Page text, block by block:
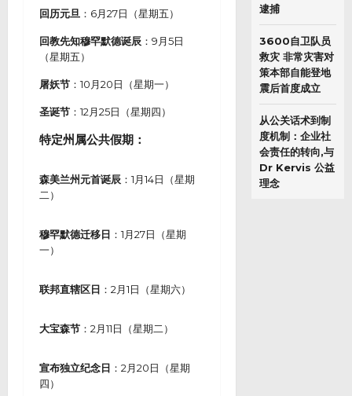
回历元旦 ：6月27日（星期五）
回教先知穆罕默德诞辰 ：9月5日
（星期五）
屠妖节 ：10月20日（星期一）
圣诞节 ：12月25日（星期四）
特定州属公共假期：
森美兰州元首诞辰 ：1月14日（星期
二）
穆罕默德迁移日 ：1月27日（星期
一）
联邦直辖区日 ：2月1日（星期六）
大宝森节 ：2月11日（星期二）
宣布独立纪念日 ：2月20日（星期
四）
逮捕
3600自卫队员
救灾 非常灾害对
策本部自能登地
震后首度成立
从公关话术到制
度机制：企业社
会责任的转向,与
Dr Kervis 公益
理念